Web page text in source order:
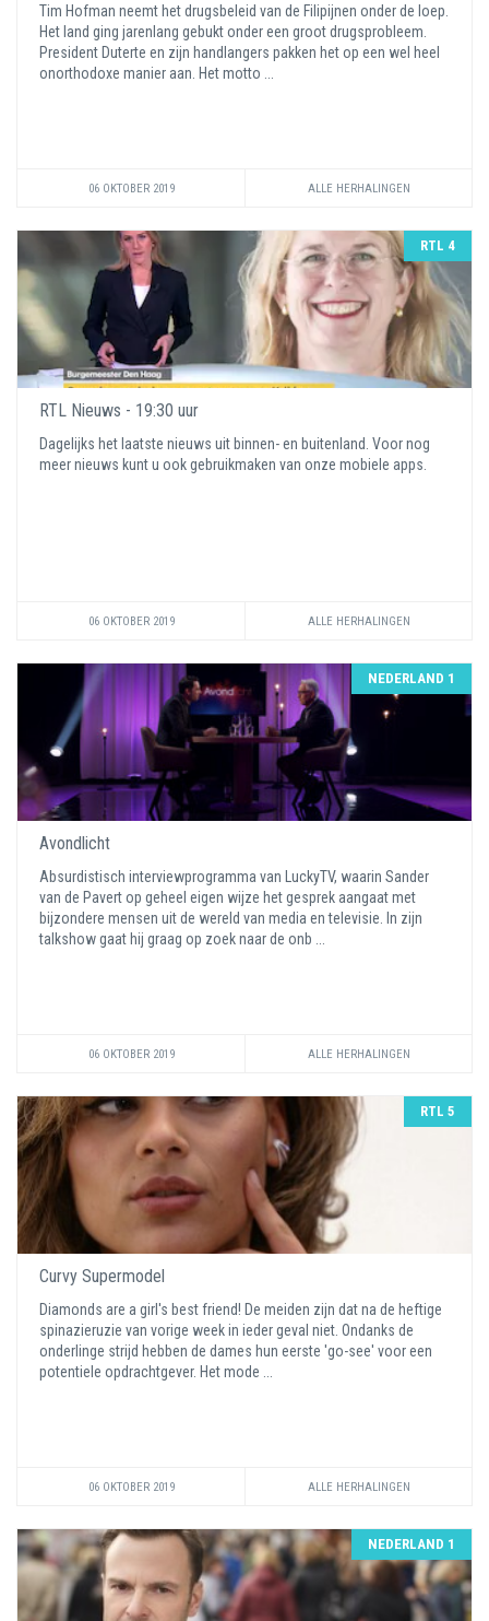
Tim Hofman neemt het drugsbeleid van de Filipijnen onder de loep.
Het land ging jarenlang gebukt onder een groot drugsprobleem.
President Duterte en zijn handlangers pakken het op een wel heel
onorthodoxe manier aan. Het motto ...
06 OKTOBER 2019 ALLE HERHALINGEN
RTL 4
RTL Nieuws - 19:30 uur
Dagelijks het laatste nieuws uit binnen- en buitenland. Voor nog
meer nieuws kunt u ook gebruikmaken van onze mobiele apps.
06 OKTOBER 2019 ALLE HERHALINGEN
NEDERLAND 1
Avondlicht
Absurdistisch interviewprogramma van LuckyTV, waarin Sander
van de Pavert op geheel eigen wijze het gesprek aangaat met
bijzondere mensen uit de wereld van media en televisie. In zijn
talkshow gaat hij graag op zoek naar de onb ...
06 OKTOBER 2019 ALLE HERHALINGEN
RTL 5
Curvy Supermodel
Diamonds are a girl's best friend! De meiden zijn dat na de heftige
spinazieruzie van vorige week in ieder geval niet. Ondanks de
onderlinge strijd hebben de dames hun eerste 'go-see' voor een
potentiele opdrachtgever. Het mode ...
06 OKTOBER 2019 ALLE HERHALINGEN
NEDERLAND 1